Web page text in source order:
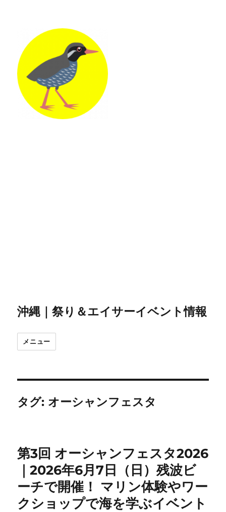
沖縄｜祭り＆エイサーイベント情報
メニュー
タグ: オーシャンフェスタ
第3回 オーシャンフェスタ2026
｜2026年6月7日（日）残波ビ
ーチで開催！ マリン体験やワー
クショップで海を学ぶイベント